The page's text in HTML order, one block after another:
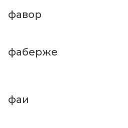
фавор
фаберже
фаи